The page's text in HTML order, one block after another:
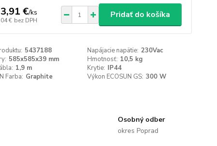
€/ks
€ bez DPH
Pridať do košíka
5437188 Napájacie napätie: 230Vac
585x585x39 mm Hmotnosť: 10,5 kg
1,9 m Krytie: IP44
Farba: Graphite Výkon ECOSUN GS: 300 W
Osobný odber
okres Poprad